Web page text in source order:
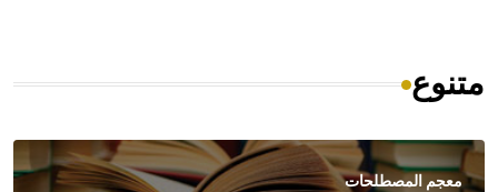
متنوع
معجم المصطلحات